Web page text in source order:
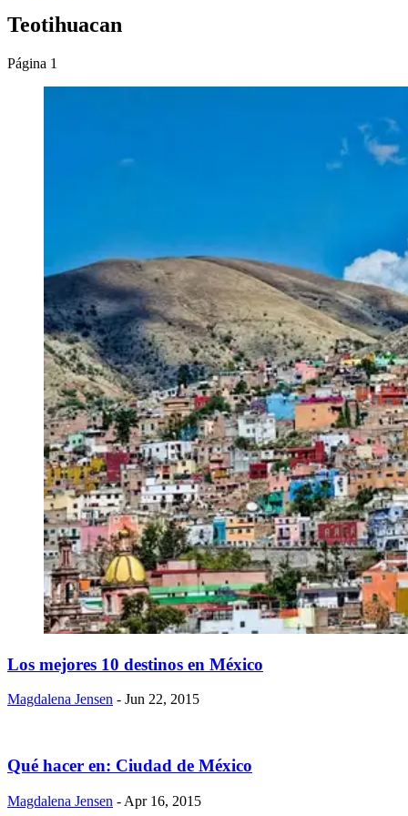
Teotihuacan
Página 1
​Los mejores 10 destinos en México
Magdalena Jensen - Jun 22, 2015
​Qué hacer en: Ciudad de México
Magdalena Jensen - Apr 16, 2015